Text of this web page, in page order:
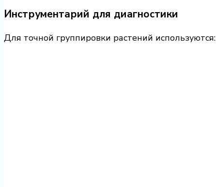
Инструментарий для диагностики
Для точной группировки растений используются: